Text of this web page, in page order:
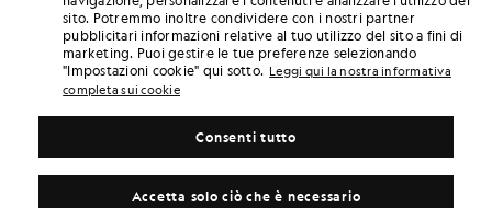
regge un turno di dieci ore ma che gli sta ancora bene quando dopo
va a prendersi una birra. La Lyle & Scott che indossa trasmette la
stessa energia: resistente, familiare, sobriamente elegante.
Ed è proprio questo il punto. Lo stile non nasce sempre dalla
presenza. Di orgoglio. Mario non sta cercando di essere qualcun
altro. Non ne ha bisogno. Ha già costruito qualcosa di significativo. E
questo, di per sé, è senza tempo.
sito. Potremmo inoltre condividere con i nostri partner
pubblicitari informazioni relative al tuo utilizzo del sito a fini di
marketing. Puoi gestire le tue preferenze selezionando
"Impostazioni cookie" qui sotto. Leggi qui la nostra informativa
completa sui cookie
Accetta solo ciò che è necessario
Consenti tutto